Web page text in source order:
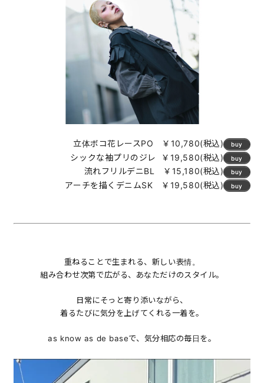
立体ボコ花レースPO ￥10,780(税込) buy
シックな袖プリのジレ ￥19,580(税込) buy
流れフリルデニBL ￥15,180(税込) buy
アーチを描くデニムSK ￥19,580(税込) buy
重ねることで生まれる、新しい表情。
組み合わせ次第で広がる、あなただけのスタイル。
日常にそっと寄り添いながら、
着るたびに気分を上げてくれる一着を。
as know as de baseで、気分相応の毎日を。